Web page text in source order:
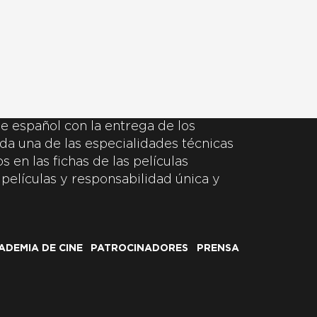
español con la entrega de los
una de las especialidades técnicas
en las fichas de las películas
y responsabilidad única y
DE CINE PATROCINADORES PRENSA